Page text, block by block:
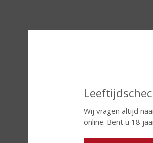
Wij vragen altijd
online. Bent u 18